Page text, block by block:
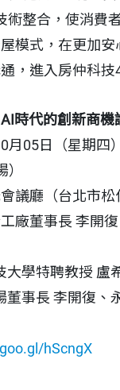
術整合，使消費
模式，在更加
，進入房仲科技
時代的創新商機
月05日（星期四
議廳（台北市松
廠董事長 李開復
大學特聘教授 盧
董事長 李開復、
hScngX